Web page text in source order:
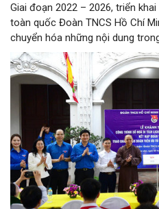
Giai đoạn 2022 – 2026, triển
toàn quốc Đoàn TNCS Hồ Chí
chuyển hóa những nội dung
động cụ thể và đạt được nhiều